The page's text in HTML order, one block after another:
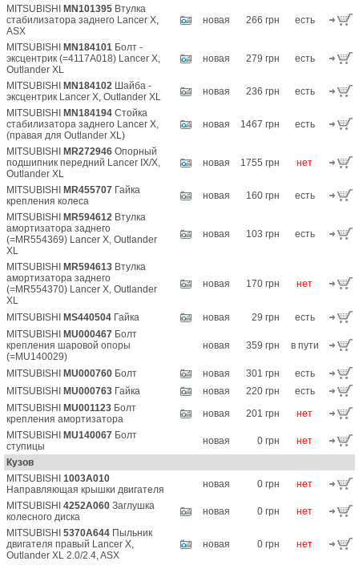
MITSUBISHI MN101395 Втулка
стабилизатора заднего Lancer X,
ASX
новая 266 грн есть
MITSUBISHI MN184101 Болт -
эксцентрик (=4117A018) Lancer X,
Outlander XL
новая 279 грн есть
MITSUBISHI MN184102 Шайба -
эксцентрик Lancer X, Outlander XL
новая 236 грн
есть
MITSUBISHI
MN184194 Стойка
стабилизатора заднего Lancer X,
(правая для Outlander XL)
новая 1467 грн есть
MITSUBISHI MR272946 Опорный
подшипник передний Lancer IX/X,
Outlander XL
новая 1755 грн нет
MITSUBISHI MR455707 Гайка
крепления колеса
новая 160 грн
есть
MITSUBISHI
MR594612 Втулка
амортизатора заднего
(=MR554369) Lancer X, Outlander
XL
новая 103 грн есть
MITSUBISHI MR594613 Втулка
амортизатора заднего
(=MR554370) Lancer X, Outlander
XL
новая 170 грн нет
MITSUBISHI MS440504 Гайка новая 29 грн
есть
MITSUBISHI
MU000467 Болт
крепления шаровой опоры
(=MU140029)
новая 359 грн в пути
MITSUBISHI MU000760 Болт новая 301 грн
есть
MITSUBISHI
MU000763 Гайка новая 220 грн
есть
MITSUBISHI
MU001123 Болт
крепления амортизатора
новая 201 грн
нет
MITSUBISHI
MU140067 Болт
ступицы
новая 0 грн
нет
Кузов
MITSUBISHI 1003A010
Направляющая крышки двигателя
новая 0 грн
нет
MITSUBISHI 4252A060 Заглушка
колесного диска
новая 0 грн
нет
MITSUBISHI 5370A644 Пыльник
двигателя правый Lancer X,
Outlander XL 2.0/2.4, ASX
новая 0 грн нет